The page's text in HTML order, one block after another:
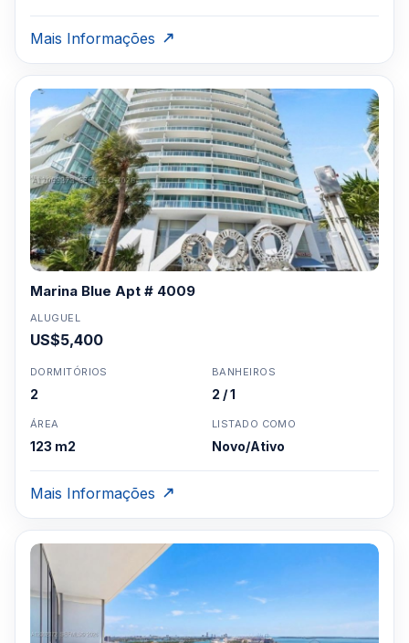
Mais Informações
Marina Blue Apt # 4009
ALUGUEL
US$5,400
DORMITÓRIOS
2
BANHEIROS
2 / 1
ÁREA
123 m2
LISTADO COMO
Novo/Ativo
Mais Informações